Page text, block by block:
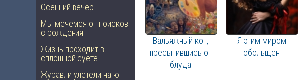
Осенний вечер
Мы мечемся от поисков
с рождения
Жизнь проходит в
сплошной суете
Журавли улетели на юг
Вальяжный кот,
пресытившись от
блуда
Я этим миром
обольщен